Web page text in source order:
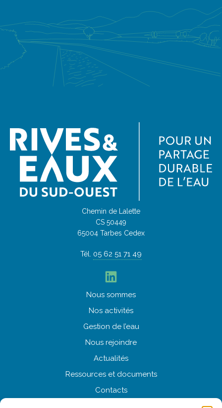
Chemin de Lalette
CS 50449
65004 Tarbes Cedex
Tél. 05 62 51 71 49
LinkedIn
Nous sommes
Nos activités
Gestion de l’eau
Nous rejoindre
Actualités
Ressources et documents
Contacts